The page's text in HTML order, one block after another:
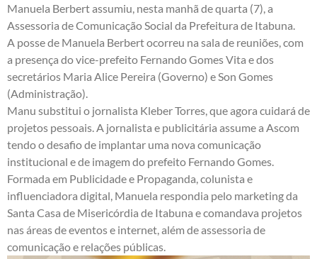
Manuela Berbert assumiu, nesta manhã de quarta (7), a
Assessoria de Comunicação Social da Prefeitura de Itabuna.
A posse de Manuela Berbert ocorreu na sala de reuniões, com
a presença do vice-prefeito Fernando Gomes Vita e dos
secretários Maria Alice Pereira (Governo) e Son Gomes
(Administração).
Manu substitui o jornalista Kleber Torres, que agora cuidará de
projetos pessoais. A jornalista e publicitária assume a Ascom
tendo o desafio de implantar uma nova comunicação
institucional e de imagem do prefeito Fernando Gomes.
Formada em Publicidade e Propaganda, colunista e
influenciadora digital, Manuela respondia pelo marketing da
Santa Casa de Misericórdia de Itabuna e comandava projetos
nas áreas de eventos e internet, além de assessoria de
comunicação e relações públicas.